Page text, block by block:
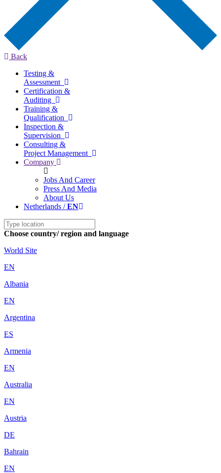
Back
Testing &
Assessment
Certification &
Auditing
Training &
Qualification
Inspection &
Supervision
Consulting &
Project Management
Company
Jobs And Career
Press And Media
About Us
Netherlands /EN
Choose country/ region and language
World Site
EN
Albania
EN
Argentina
ES
Armenia
EN
Australia
EN
Austria
DE
Bahrain
EN